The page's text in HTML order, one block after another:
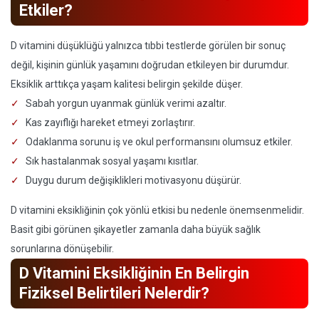
Etkiler?
D vitamini düşüklüğü yalnızca tıbbi testlerde görülen bir sonuç
değil, kişinin günlük yaşamını doğrudan etkileyen bir durumdur.
Eksiklik arttıkça yaşam kalitesi belirgin şekilde düşer.
Sabah yorgun uyanmak günlük verimi azaltır.
Kas zayıflığı hareket etmeyi zorlaştırır.
Odaklanma sorunu iş ve okul performansını olumsuz etkiler.
Sık hastalanmak sosyal yaşamı kısıtlar.
Duygu durum değişiklikleri motivasyonu düşürür.
D vitamini eksikliğinin çok yönlü etkisi bu nedenle önemsenmelidir.
Basit gibi görünen şikayetler zamanla daha büyük sağlık
sorunlarına dönüşebilir.
D Vitamini Eksikliğinin En Belirgin
Fiziksel Belirtileri Nelerdir?